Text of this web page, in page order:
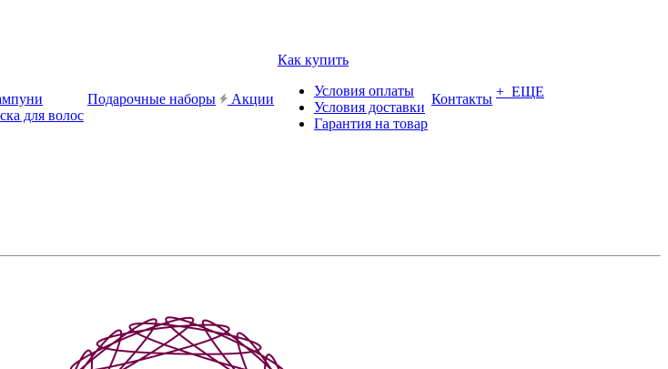
для волос
Подарочные наборы Акции
Как купить
Условия оплаты
Условия доставки
Гарантия на товар
Контакты + ЕЩЕ